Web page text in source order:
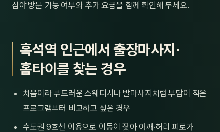
심야 방문 가능 여부와 추가 요금을 함께 확인해 두세요.
흑석역 인근에서 출장마사지·
홈타이를 찾는 경우
처음이라 부드러운 스웨디시나 발마사지처럼 부담이 적은
프로그램부터 비교하고 싶은 경우
수도권 9호선 이용으로 이동이 잦아 어깨·허리 피로가